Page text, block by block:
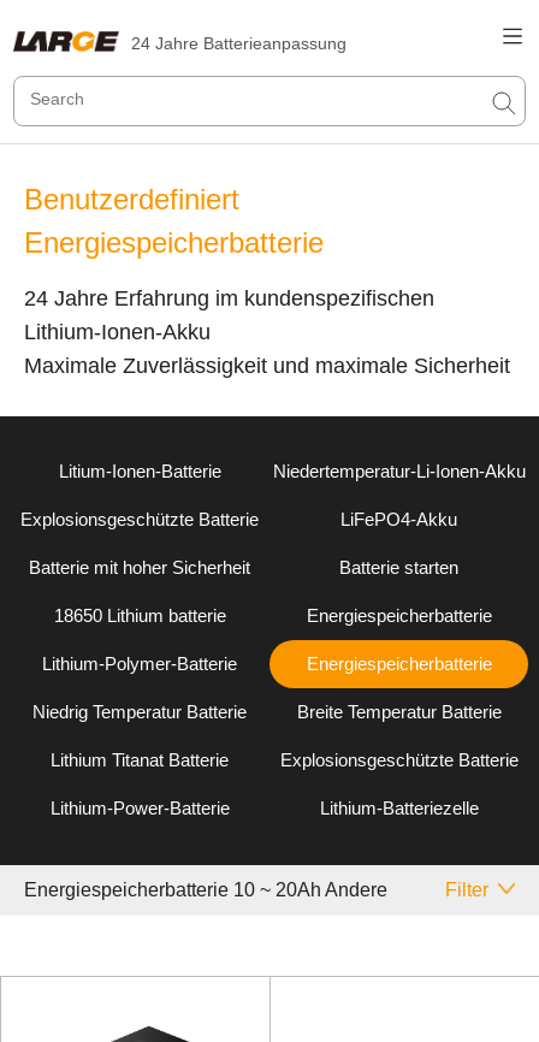
24 Jahre Batterieanpassung
Benutzerdefiniert
Energiespeicherbatterie
24 Jahre Erfahrung im kundenspezifischen
Lithium-Ionen-Akku
Maximale Zuverlässigkeit und maximale Sicherheit
Litium-Ionen-Batterie Niedertemperatur-Li-Ionen-Akku
Explosionsgeschützte Batterie LiFePO4-Akku
Batterie mit hoher Sicherheit Batterie starten
18650 Lithium batterie Energiespeicherbatterie
Lithium-Polymer-Batterie Energiespeicherbatterie
Niedrig Temperatur Batterie Breite Temperatur Batterie
Lithium Titanat Batterie Explosionsgeschützte Batterie
Lithium-Power-Batterie Lithium-Batteriezelle
Energiespeicherbatterie 10 ~ 20Ah Andere Filter